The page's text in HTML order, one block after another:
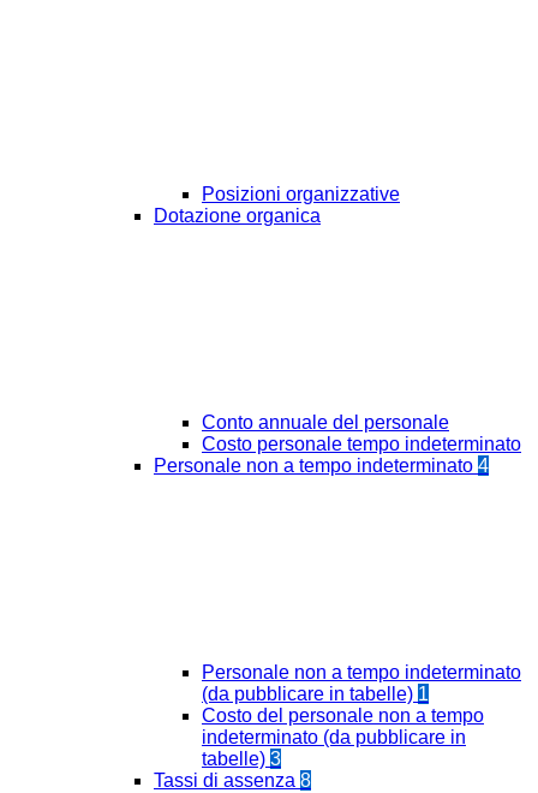
Posizioni organizzative
Dotazione organica
Conto annuale del personale
Costo personale tempo indeterminato
Personale non a tempo indeterminato 4
Personale non a tempo indeterminato
(da pubblicare in tabelle) 1
Costo del personale non a tempo
indeterminato (da pubblicare in
tabelle) 3
Tassi di assenza 8